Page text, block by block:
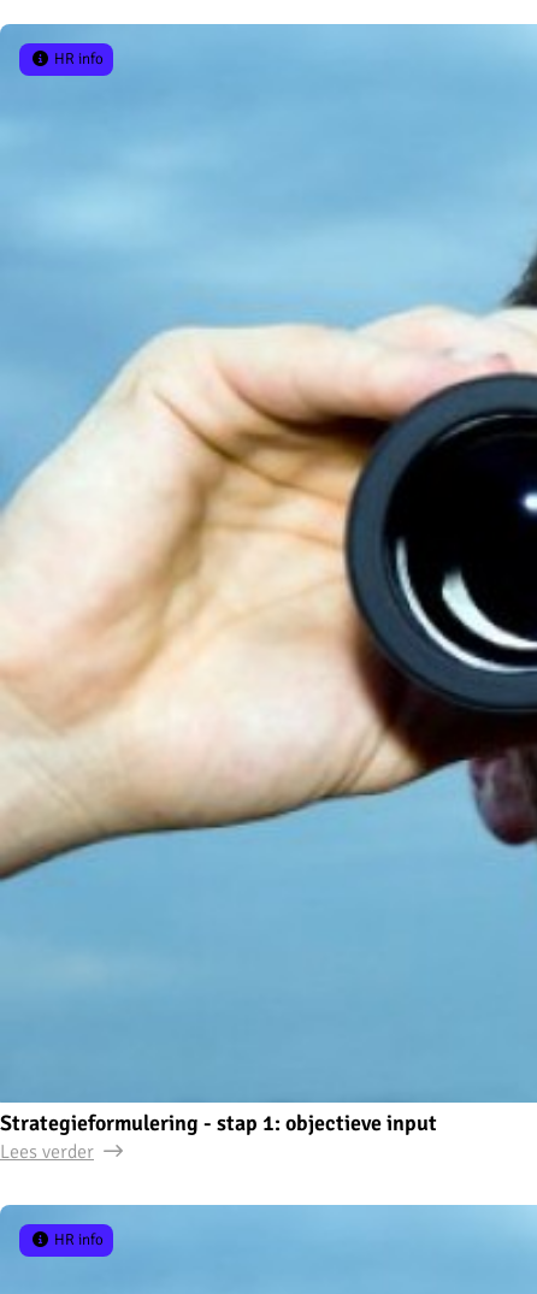
Strategieformulering - stap 1: objectieve input
HR info
Lees verder
HR info